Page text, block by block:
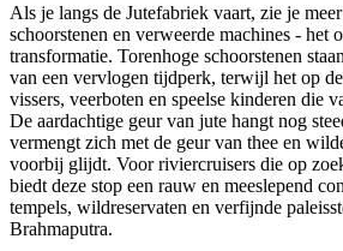
Als je langs de Jutefabriek vaart, zie je
schoorstenen en verweerde machines - het
transformatie. Torenhoge schoorstenen
van een vervlogen tijdperk, terwijl het op
vissers, veerboten en speelse kinderen die
De aardachtige geur van jute hangt nog
vermengt zich met de geur van thee en
voorbij glijdt. Voor riviercruisers die op
biedt deze stop een rauw en meeslepend
tempels, wildreservaten en verfijnde
Brahmaputra.